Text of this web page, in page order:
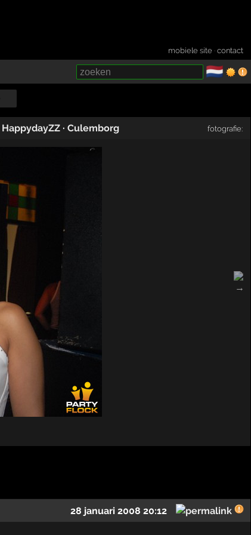
mobiele site ·contact
🇳🇱
HappydayZZ · Culemborg fotografie:
28 januari 2008 20:12